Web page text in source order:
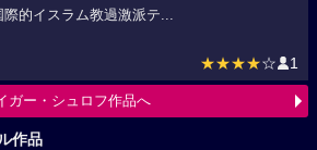
際的イスラム教過激派テ...
★★★★☆ 1
ガー・シュロフ作品へ
作品